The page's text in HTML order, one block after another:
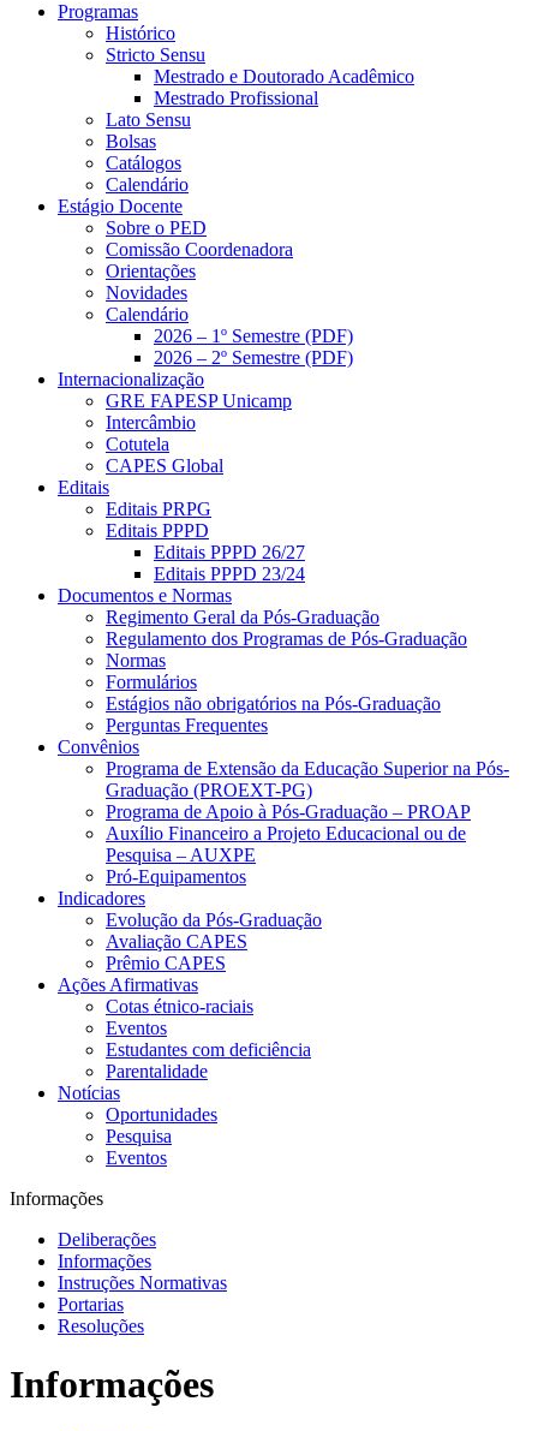
Programas
Histórico
Stricto Sensu
Mestrado e Doutorado Acadêmico
Mestrado Profissional
Lato Sensu
Bolsas
Catálogos
Calendário
Estágio Docente
Sobre o PED
Comissão Coordenadora
Orientações
Novidades
Calendário
2026 – 1º Semestre (PDF)
2026 – 2º Semestre (PDF)
Internacionalização
GRE FAPESP Unicamp
Intercâmbio
Cotutela
CAPES Global
Editais
Editais PRPG
Editais PPPD
Editais PPPD 26/27
Editais PPPD 23/24
Documentos e Normas
Regimento Geral da Pós-Graduação
Regulamento dos Programas de Pós-Graduação
Normas
Formulários
Estágios não obrigatórios na Pós-Graduação
Perguntas Frequentes
Convênios
Programa de Extensão da Educação Superior na Pós-
Graduação (PROEXT-PG)
Programa de Apoio à Pós-Graduação – PROAP
Auxílio Financeiro a Projeto Educacional ou de
Pesquisa – AUXPE
Pró-Equipamentos
Indicadores
Evolução da Pós-Graduação
Avaliação CAPES
Prêmio CAPES
Ações Afirmativas
Cotas étnico-raciais
Eventos
Estudantes com deficiência
Parentalidade
Notícias
Oportunidades
Pesquisa
Eventos
Informações
Deliberações
Informações
Instruções Normativas
Portarias
Resoluções
Informações